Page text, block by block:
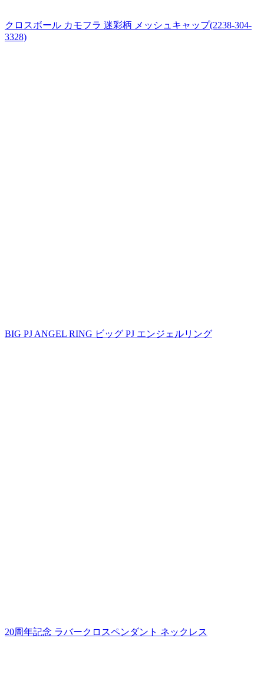
クロスボール カモフラ 迷彩柄 メッシュキャップ(2238-304-
3328)
BIG PJ ANGEL RING ビッグ PJ エンジェルリング
20周年記念 ラバークロスペンダント ネックレス